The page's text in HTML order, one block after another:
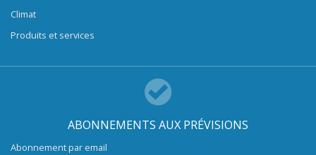
Climat
Produits et services
ABONNEMENTS AUX PRÉVISIONS
Abonnement par email